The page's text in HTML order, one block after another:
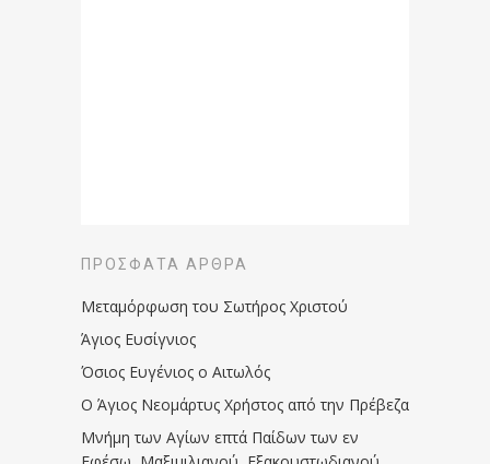
ΠΡΌΣΦΑΤΑ ΆΡΘΡΑ
Μεταμόρφωση του Σωτήρος Χριστού
Άγιος Ευσίγνιος
Όσιος Ευγένιος ο Αιτωλός
Ο Άγιος Νεομάρτυς Χρήστος από την Πρέβεζα
Μνήμη των Aγίων επτά Παίδων των εν